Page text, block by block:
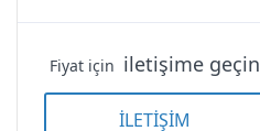
Shower/WC
TV
Shower/WC
Fiyat için iletişime geçin
İLETİŞİM